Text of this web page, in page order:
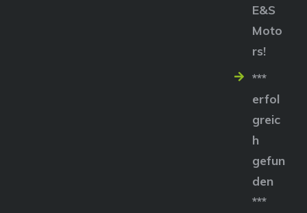
E&S
Moto
rs!
***
erfol
greic
h
gefun
den
***